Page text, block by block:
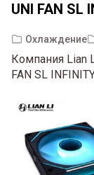
UNI FAN SL
Охлаждение
Компания Lian
FAN SL